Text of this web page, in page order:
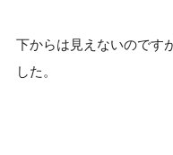
下からは見えないのです
した。